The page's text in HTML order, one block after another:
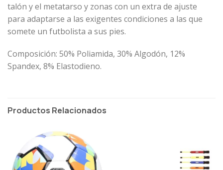
talón y el metatarso y zonas con un extra de ajuste
para adaptarse a las exigentes condiciones a las que
somete un futbolista a sus pies.
Composición: 50% Poliamida, 30% Algodón, 12%
Spandex, 8% Elastodieno.
Productos Relacionados